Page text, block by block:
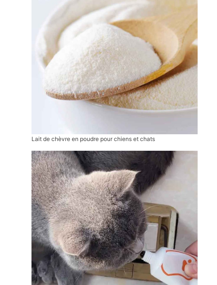
Lait de chèvre en poudre pour chiens et chats